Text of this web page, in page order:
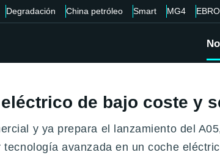
Degradación China petróleo Smart MG4 EBRO
de bajo coste y
y ya prepara el lanzamiento del
avanzada en un coche